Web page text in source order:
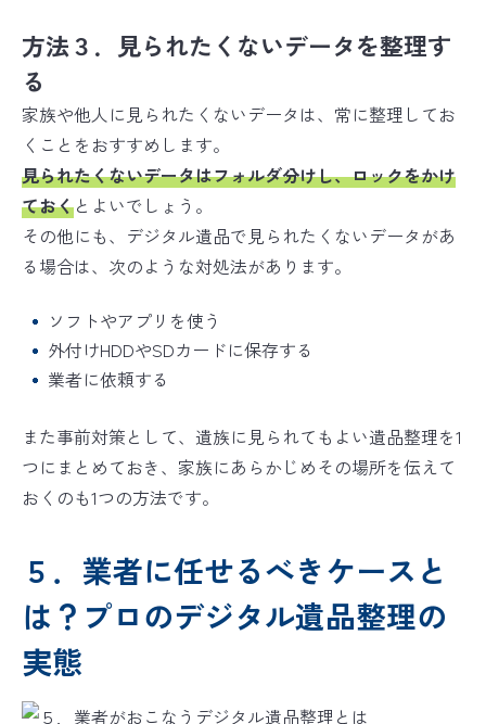
方法３．見られたくないデータを整理す
る
家族や他人に見られたくないデータは、常に整理してお
くことをおすすめします。
見られたくないデータはフォルダ分けし、ロックをかけ
ておくとよいでしょう。
その他にも、デジタル遺品で見られたくないデータがあ
る場合は、次のような対処法があります。
ソフトやアプリを使う
外付けHDDやSDカードに保存する
業者に依頼する
また事前対策として、遺族に見られてもよい遺品整理を1
つにまとめておき、家族にあらかじめその場所を伝えて
おくのも1つの方法です。
５．業者に任せるべきケースと
は？プロのデジタル遺品整理の
実態